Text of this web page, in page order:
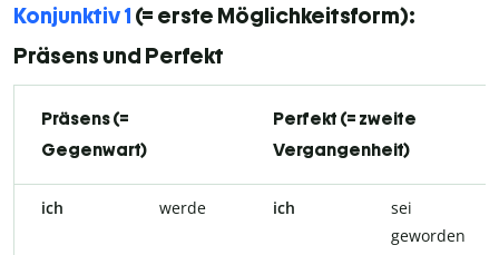
Konjunktiv 1 (= erste Möglichkeitsform):
Präsens und Perfekt
Präsens (=
Gegenwart)
Perfekt (= zweite
Vergangenheit)
ich werde ich
sei
geworden